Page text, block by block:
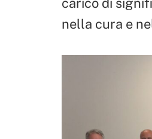
nella cura e